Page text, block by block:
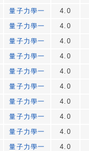
量子力學一
4.0
量子力學一
4.0
量子力學一
4.0
量子力學一
4.0
量子力學一
4.0
量子力學一
4.0
量子力學一
4.0
量子力學一
4.0
量子力學一
4.0
量子力學一
4.0